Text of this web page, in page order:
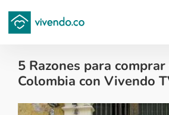
5 Razones para
Colombia con Vivendo
Colombianos en el exterior - 2017-